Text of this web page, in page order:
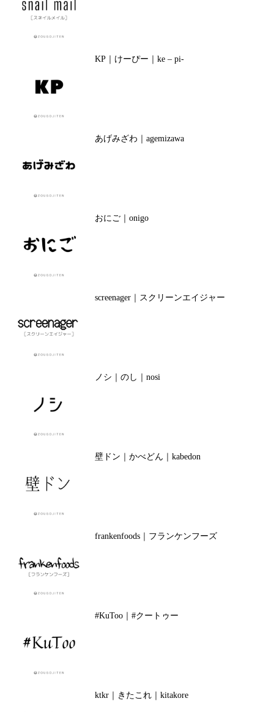
KP｜けーぴー｜ke – pi-
あげみざわ｜agemizawa
おにご｜onigo
screenager｜スクリーンエイジャー
ノシ｜のし｜nosi
壁ドン｜かべどん｜kabedon
frankenfoods｜フランケンフーズ
#KuToo｜#クートゥー
ktkr｜きたこれ｜kitakore